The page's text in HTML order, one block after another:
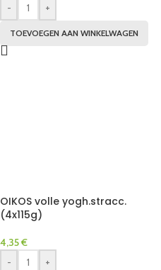
-
+
TOEVOEGEN AAN WINKELWAGEN
OIKOS volle yogh.stracc.
(4x115g)
4,35€
-
+